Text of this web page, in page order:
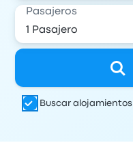
Pasajeros
Buscar alojamientos